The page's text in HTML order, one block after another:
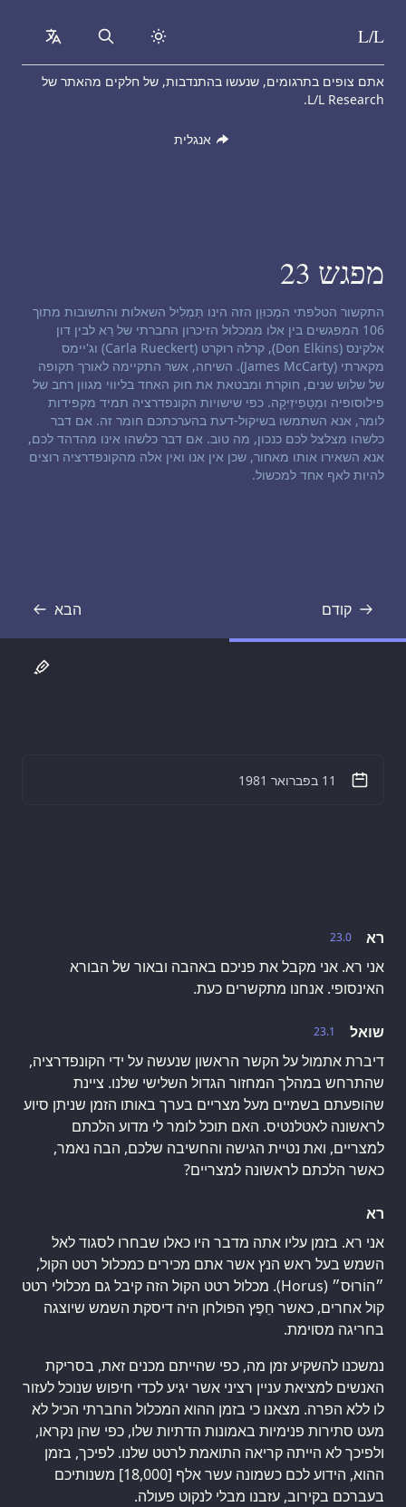
Skip to content
L/L
Search
אתם צופים בתרגומים, שנעשו בהתנדבות, של חלקים מהאתר של
L/L Research.
אנגלית
מפגש 23
כתב ויתור תקשור:
התקשור הטלפתי המְכוּוָן הזה הינו תַּמְלִיל השאלות והתשובות מתוך
106 המפגשים בין אלו ממכלול הזיכרון החברתי של רַא לבין דון
אלקינס (Don Elkins), קרלה רוקרט (Carla Rueckert) וג'יימס
מקארתי (James McCarty). השיחה, אשר התקיימה לאורך תקופה
של שלוש שנים, חוקרת ומבטאת את חוק האחד בליווי מגוון רחב של
פילוסופיה ומֵטָפִיזִיקָה. כפי שישויות הקונפדרציה תמיד מקפידות
לומר, אנא השתמשו בשיקול-דעת בהערכתכם חומר זה. אם דבר
כלשהו מצלצל לכם כנכון, מה טוב. אם דבר כלשהו אינו מהדהד לכם,
אנא השאירו אותו מאחור, שכן אין אנו ואין אלה מהקונפדרציה רוצים
להיות לאף אחד למכשול.
קודם
תמליל הבא
תמליל
23.0
רא
אני רא. אני מקבל את פניכם באהבה ובאור של הבורא
האינסופי. אנחנו מתקשרים כעת.
23.1
שואל
דיברת אתמול על הקשר הראשון שנעשה על ידי הקונפדרציה,
שהתרחש במהלך המחזור הגדול השלישי שלנו. ציינת
שהופעתם בשמיים מעל מצריים בערך באותו הזמן שניתן סיוע
לראשונה לאטלנטיס. האם תוכל לומר לי מדוע הלכתם
למצריים, ואת נטיית הגישה והחשיבה שלכם, הבה נאמר,
כאשר הלכתם לראשונה למצריים?
רא
אני רא. בזמן עליו אתה מדבר היו כאלו שבחרו לסגוד לאל
השמש בעל ראש הנץ אשר אתם מכירים כמכלול רטט הקול,
״הוֹרוּס״ (Horus). מכלול רטט הקול הזה קיבל גם מכלולי רטט
קול אחרים, כאשר חֵפֶץ הפולחן היה דיסקת השמש שיוצגה
בחריגה מסוימת.
נמשכנו להשקיע זמן מה, כפי שהייתם מכנים זאת, בסריקת
האנשים למציאת עניין רציני אשר יגיע לכדי חיפוש שנוכל לעזור
לו ללא הפרה. מצאנו כי בזמן ההוא המכלול החברתי הכיל לא
מעט סתירות פנימיות באמונות הדתיות שלו, כפי שהן נקראו,
ולפיכך לא הייתה קריאה התואמת לרטט שלנו. לפיכך, בזמן
ההוא, הידוע לכם כשמונה עשר אלף [18,000] משנותיכם
בעברכם בקירוב, עזבנו מבלי לנקוט פעולה.
11 בפברואר 1981